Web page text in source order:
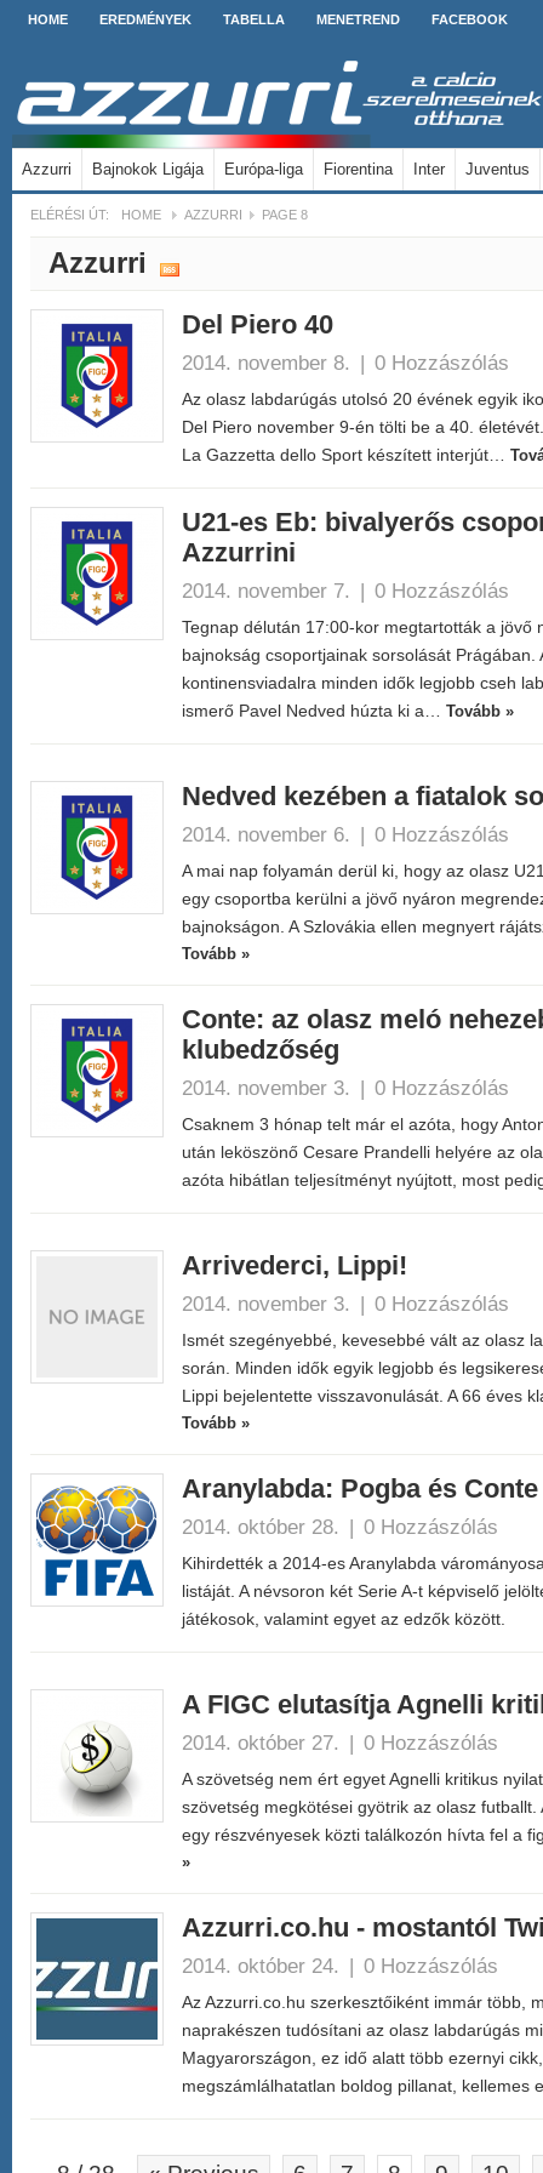
HOME EREDMÉNYEK TABELLA MENETREND FACEBOOK
Azzurri Bajnokok Ligája Európa-liga Fiorentina Inter Juventus
ELÉRÉSI ÚT: HOME AZZURRI PAGE 8
Azzurri
Del Piero 40
2014. november 8. | 0 Hozzászólás
Az olasz labdarúgás utolsó 20 évének egyik
Del Piero november 9-én tölti be a 40.
La Gazzetta dello Sport készített interjút…
U21-es Eb: bivalyerős
Azzurrini
2014. november 7. | 0 Hozzászólás
Tegnap délután 17:00-kor megtartották a jövő
bajnokság csoportjainak sorsolását Prágában.
kontinensviadalra minden idők legjobb cseh
ismerő Pavel Nedved húzta ki a… Tovább »
Nedved kezében a fiatalok
2014. november 6. | 0 Hozzászólás
A mai nap folyamán derül ki, hogy az olasz
egy csoportba kerülni a jövő nyáron
bajnokságon. A Szlovákia ellen megnyert
Tovább »
Conte: az olasz meló
klubedzőség
2014. november 3. | 0 Hozzászólás
Csaknem 3 hónap telt már el azóta, hogy
után leköszönő Cesare Prandelli helyére az
azóta hibátlan teljesítményt nyújtott, most
Arrivederci, Lippi!
2014. november 3. | 0 Hozzászólás
Ismét szegényebbé, kevesebbé vált az olasz
során. Minden idők egyik legjobb és
Lippi bejelentette visszavonulását. A 66 éves
Tovább »
Aranylabda: Pogba és
2014. október 28. | 0 Hozzászólás
Kihirdették a 2014-es Aranylabda
listáját. A névsoron két Serie A-t képviselő
játékosok, valamint egyet az edzők között.
A FIGC elutasítja Agnelli
2014. október 27. | 0 Hozzászólás
A szövetség nem ért egyet Agnelli kritikus
szövetség megkötései gyötrik az olasz
egy részvényesek közti találkozón hívta fel a
»
Azzurri.co.hu - mostantól
2014. október 24. | 0 Hozzászólás
Az Azzurri.co.hu szerkesztőiként immár több,
naprakészen tudósítani az olasz labdarúgás
Magyarországon, ez idő alatt több ezernyi
megszámlálhatatlan boldog pillanat,